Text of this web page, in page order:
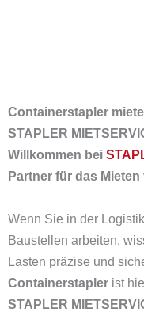
Containerstapler
STAPLER
Willkommen bei
Partner für das
Wenn Sie in der
Baustellen arbeiten,
Lasten präzise und
Containerstapler ist
STAPLER